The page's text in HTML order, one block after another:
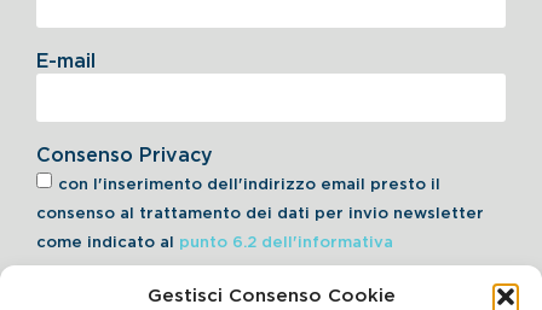
Gestisci Consenso Cookie
Consenso Privacy
con l'inserimento dell'indirizzo email presto il
consenso al trattamento dei dati per invio newsletter
come indicato al punto 6.2 dell'informativa
E-mail
Iscriviti alla Newsletter